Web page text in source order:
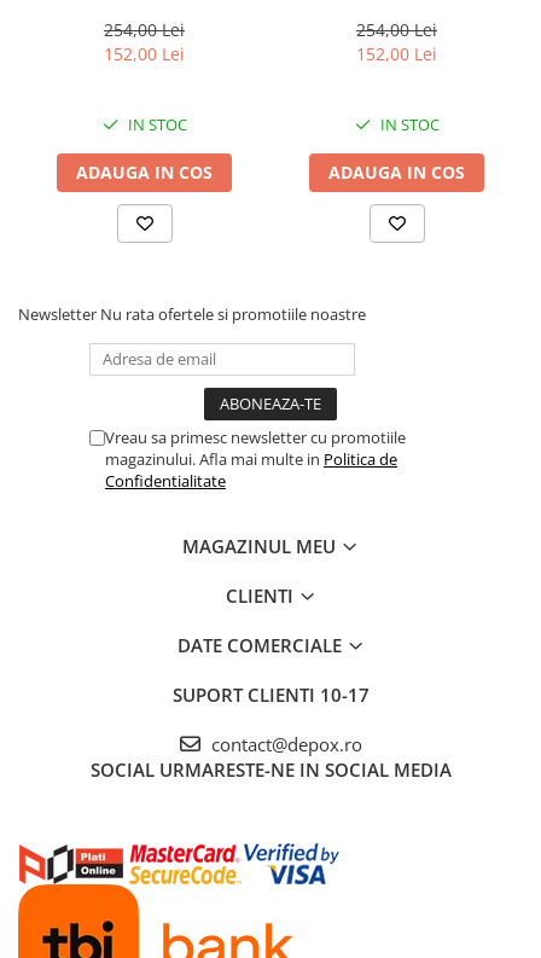
254,00 Lei
152,00 Lei
IN STOC
ADAUGA IN COS
254,00 Lei
152,00 Lei
IN STOC
ADAUGA IN COS
Newsletter Nu rata ofertele si promotiile noastre
Vreau sa primesc newsletter cu promotiile
magazinului. Afla mai multe in Politica de
Confidentialitate
MAGAZINUL MEU
CLIENTI
DATE COMERCIALE
SUPORT CLIENTI 10-17
contact@depox.ro
SOCIAL URMARESTE-NE IN SOCIAL MEDIA